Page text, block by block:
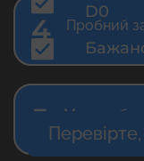
4 Пробний
5
D0